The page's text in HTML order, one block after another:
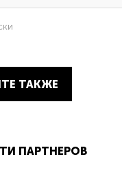
ТАКЖЕ
ПАРТНЕРОВ